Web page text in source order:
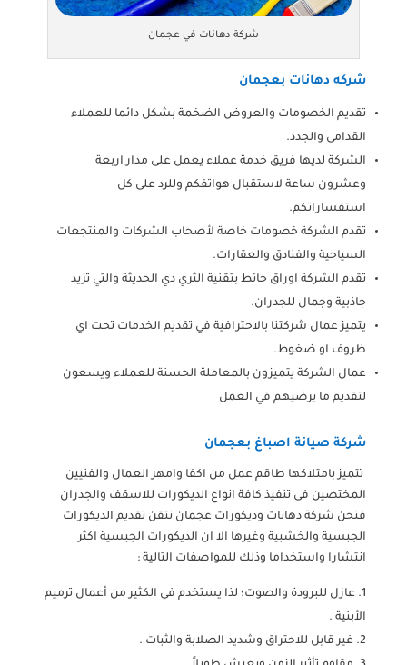
شركة دهانات في عجمان
شركه دهانات بعجمان
تقديم الخصومات والعروض الضخمة بشكل دائما للعملاء
القدامى والجدد.
الشركة لديها فريق خدمة عملاء يعمل على مدار اربعة
وعشرون ساعة لاستقبال هواتفكم وللرد على كل
استفساراتكم.
تقدم الشركة خصومات خاصة لأصحاب الشركات والمنتجعات
السياحية والفنادق والعقارات.
تقدم الشركة اوراق حائط بتقنية الثري دي الحديثة والتي تزيد
جاذبية وجمال للجدران.
يتميز عمال شركتنا بالاحترافية في تقديم الخدمات تحت اي
ظروف او ضغوط.
عمال الشركة يتميزون بالمعاملة الحسنة للعملاء ويسعون
لتقديم ما يرضيهم في العمل
شركة صيانة اصباغ بعجمان
تتميز بامتلاكها طاقم عمل من اكفا وامهر العمال والفنيين
المختصين فى تنفيذ كافة انواع الديكورات للاسقف والجدران
فنحن شركة دهانات وديكورات عجمان نتقن تقديم الديكورات
الجبسية والخشبية وغيرها الا ان الديكورات الجبسية اكثر
انتشارا واستخداما وذلك للمواصفات التالية :
عازل للبرودة والصوت؛ لذا يستخدم في الكثير من أعمال ترميم
الأبنية .
غير قابل للاحتراق وشديد الصلابة والثبات .